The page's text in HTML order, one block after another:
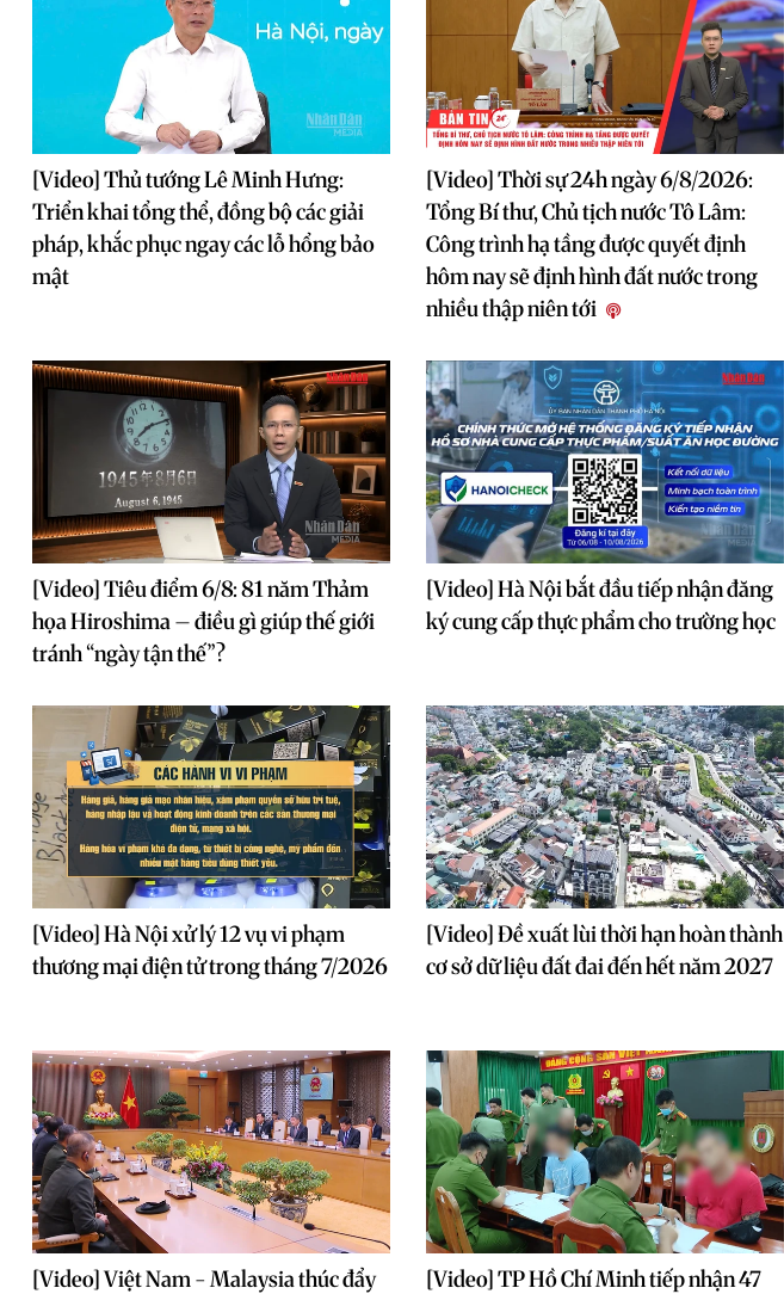
[Video] Thủ tướng Lê Minh Hưng:
Triển khai tổng thể, đồng bộ các giải
pháp, khắc phục ngay các lỗ hổng bảo
mật
[Video] Thời sự 24h ngày 6/8/2026:
Tổng Bí thư, Chủ tịch nước Tô Lâm:
Công trình hạ tầng được quyết định
hôm nay sẽ định hình đất nước trong
nhiều thập niên tới
[Video] Tiêu điểm 6/8: 81 năm Thảm
họa Hiroshima – điều gì giúp thế giới
tránh “ngày tận thế”?
[Video] Hà Nội bắt đầu tiếp nhận đăng
ký cung cấp thực phẩm cho trường học
[Video] Hà Nội xử lý 12 vụ vi phạm
thương mại điện tử trong tháng 7/2026
[Video] Đề xuất lùi thời hạn hoàn thành
cơ sở dữ liệu đất đai đến hết năm 2027
[Video] Việt Nam - Malaysia thúc đẩy [Video] TP Hồ Chí Minh tiếp nhận 47